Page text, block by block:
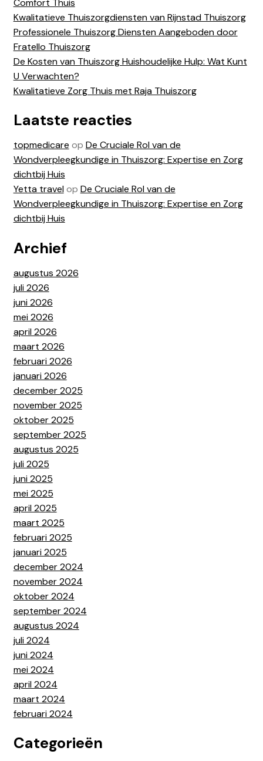
Comfort Thuis
Kwalitatieve Thuiszorgdiensten van Rijnstad Thuiszorg
Professionele Thuiszorg Diensten Aangeboden door
Fratello Thuiszorg
De Kosten van Thuiszorg Huishoudelijke Hulp: Wat Kunt
U Verwachten?
Kwalitatieve Zorg Thuis met Raja Thuiszorg
Laatste reacties
topmedicare op De Cruciale Rol van de
Wondverpleegkundige in Thuiszorg: Expertise en Zorg
dichtbij Huis
Yetta travelop De Cruciale Rol van de
Wondverpleegkundige in Thuiszorg: Expertise en Zorg
dichtbij Huis
Archief
augustus 2026
juli 2026
juni 2026
mei 2026
april 2026
maart 2026
februari 2026
januari 2026
december 2025
november 2025
oktober 2025
september 2025
augustus 2025
juli 2025
juni 2025
mei 2025
april 2025
maart 2025
februari 2025
januari 2025
december 2024
november 2024
oktober 2024
september 2024
augustus 2024
juli 2024
juni 2024
mei 2024
april 2024
maart 2024
februari 2024
Categorieën